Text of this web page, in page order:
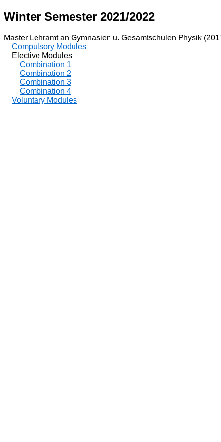
Winter Semester 2021/2022
Master Lehramt an Gymnasien u. Gesamtschulen Physik
Compulsory Modules
Elective Modules
Combination 1
Combination 2
Combination 3
Combination 4
Voluntary Modules